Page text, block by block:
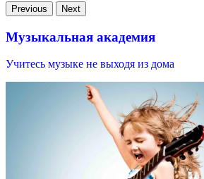
Previous Next
Музыкальная академия
Учитесь музыке не выходя из дома